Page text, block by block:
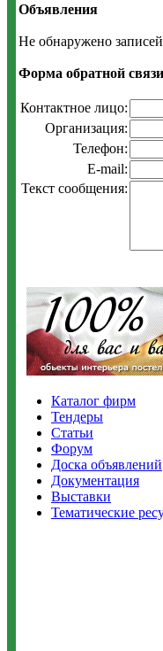
Объявления
Не обнаружено
Форма обратной связи
Контактное лицо:
Организация:
Телефон:
E-mail:
Текст сообщения:
Каталог фирм
Тендеры
Статьи
Форум
Доска объявлений
Документация
Выставки
Тематические